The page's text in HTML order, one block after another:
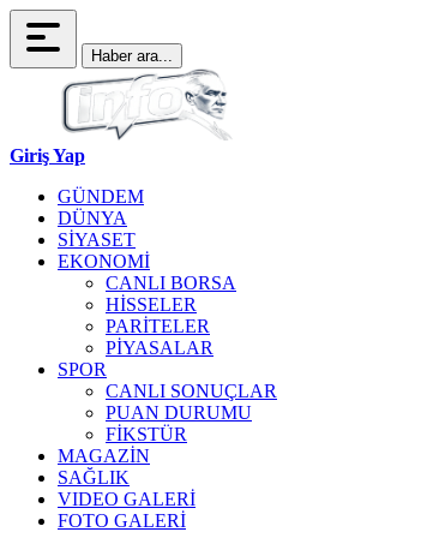
Haber ara...
Giriş Yap
GÜNDEM
DÜNYA
SİYASET
EKONOMİ
CANLI BORSA
HİSSELER
PARİTELER
PİYASALAR
SPOR
CANLI SONUÇLAR
PUAN DURUMU
FİKSTÜR
MAGAZİN
SAĞLIK
VIDEO GALERİ
FOTO GALERİ